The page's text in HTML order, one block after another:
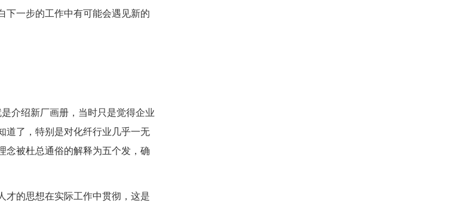
下一步的工作中有可能会遇见新的
介绍新厂画册，当时只是觉得企业
道了，特别是对化纤行业几乎一无
念被杜总通俗的解释为五个发，确
的思想在实际工作中贯彻，这是